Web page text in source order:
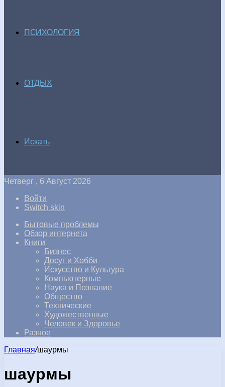
ПСИХОЛОГИЯ
ОТДЫХ
Искать
Четверг , 6 Август 2026
Войти
Switch skin
Бытовые проблемы
Обзор интернета
Книги
Бизнес
Досуг и Хобби
Искусство и Культура
Компьютерные
Наука и Познание
Общество
Технические
Художественные
Человек и Здоровье
Разное
Главная/шаурмы
шаурмы